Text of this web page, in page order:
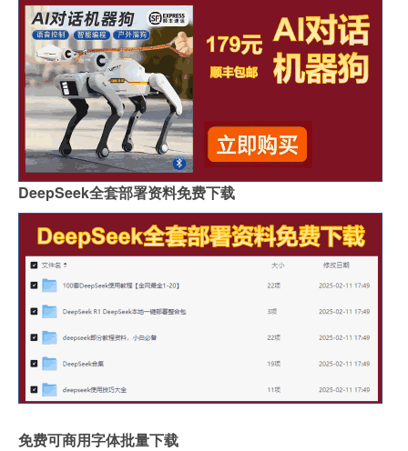
DeepSeek全套部署资料免费下载
免费可商用字体批量下载